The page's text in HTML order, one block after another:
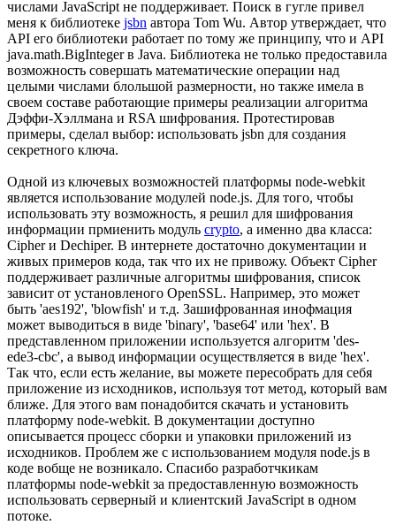
числами JavaSсript не поддерживает. Поиск в гугле привел
меня к библиотеке jsbn автора Tom Wu. Автор утверждает, что
API его библиотеки работает по тому же принципу, что и API
java.math.BigInteger в Java. Библиотека не только предоставила
возможность совершать математические операции над
целыми числами блольшой размерности, но также имела в
своем составе работающие примеры реализации алгоритма
Дэффи-Хэллмана и RSA шифрования. Протестировав
примеры, сделал выбор: использовать jsbn для создания
секретного ключа.
Одной из ключевых возможностей платформы node-webkit
является использование модулей node.js. Для того, чтобы
использовать эту возможность, я решил для шифрования
информации прмиенить модуль crypto, а именно два класса:
Cipher и Dechiper. В интернете достаточно документации и
живых примеров кода, так что их не привожу. Объект Cipher
поддерживает различные алгоритмы шифрования, список
зависит от установленого OpenSSL. Например, это может
быть 'aes192', 'blowfish' и т.д. Зашифрованная инофмация
может выводиться в виде 'binary', 'base64' или 'hex'. В
представленном приложении используется алгоритм 'des-
ede3-cbc', а вывод информации осуществляется в виде 'hex'.
Так что, если есть желание, вы можете пересобрать для себя
приложение из исходников, используя тот метод, который вам
ближе. Для этого вам понадобится скачать и установить
платформу node-webkit. В документации доступно
описывается процесс сборки и упаковки приложений из
исходников. Проблем же с использованием модуля node.js в
коде вобще не возникало. Спасибо разработчкикам
платформы node-webkit за предоставленную возможность
использовать серверный и клиентский JavaScript в одном
потоке.